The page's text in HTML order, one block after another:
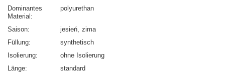
Dominantes
Material
polyurethan
Saison jesień zima
Füllung
synthetisch
Isolierung
ohne Isolierung
Länge
standard